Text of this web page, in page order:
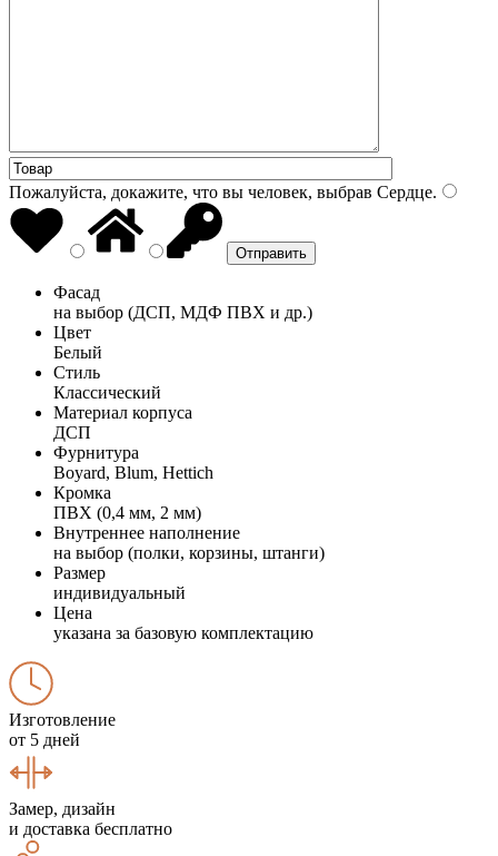
Пожалуйста, докажите, что вы человек, выбрав Сердце.
Фасад
на выбор (ДСП, МДФ ПВХ и др.)
Цвет
Белый
Стиль
Классический
Материал корпуса
ДСП
Фурнитура
Boyard, Blum, Hettich
Кромка
ПВХ (0,4 мм, 2 мм)
Внутреннее наполнение
на выбор (полки, корзины, штанги)
Размер
индивидуальный
Цена
указана за базовую комплектацию
Изготовление
от 5 дней
Замер, дизайн
и доставка бесплатно